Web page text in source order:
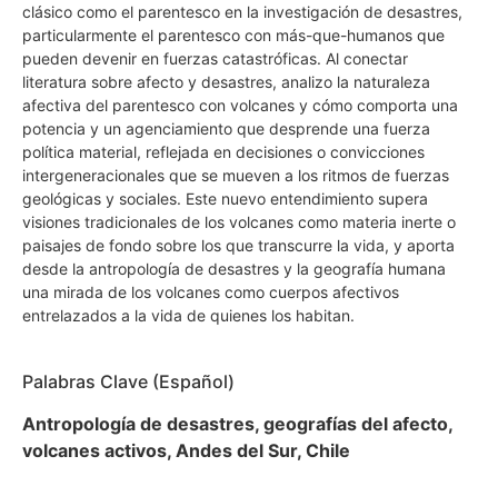
clásico como el parentesco en la investigación de desastres,
particularmente el parentesco con más-que-humanos que
pueden devenir en fuerzas catastróficas. Al conectar
literatura sobre afecto y desastres, analizo la naturaleza
afectiva del parentesco con volcanes y cómo comporta una
potencia y un agenciamiento que desprende una fuerza
política material, reflejada en decisiones o convicciones
intergeneracionales que se mueven a los ritmos de fuerzas
geológicas y sociales. Este nuevo entendimiento supera
visiones tradicionales de los volcanes como materia inerte o
paisajes de fondo sobre los que transcurre la vida, y aporta
desde la antropología de desastres y la geografía humana
una mirada de los volcanes como cuerpos afectivos
entrelazados a la vida de quienes los habitan.
Palabras Clave (Español)
Antropología de desastres, geografías del afecto,
volcanes activos, Andes del Sur, Chile